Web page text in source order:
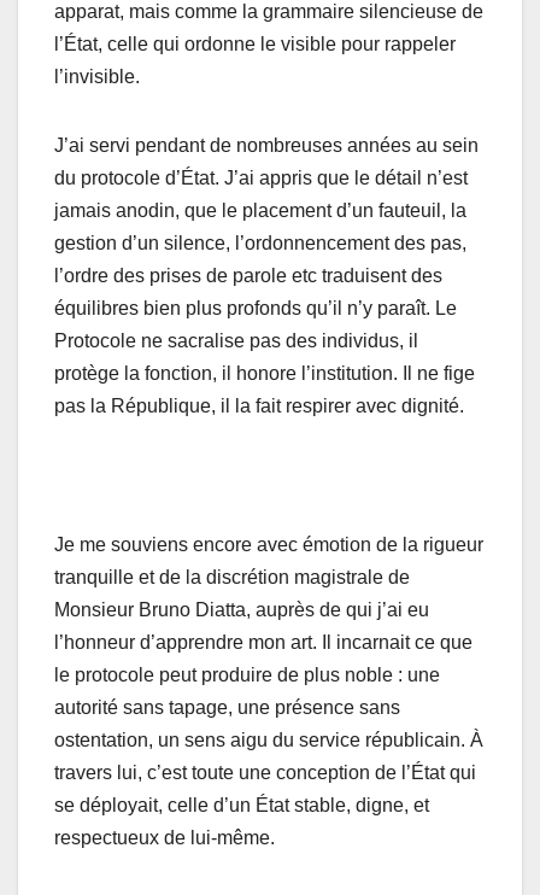
apparat, mais comme la grammaire silencieuse de
l’État, celle qui ordonne le visible pour rappeler
l’invisible.
J’ai servi pendant de nombreuses années au sein
du protocole d’État. J’ai appris que le détail n’est
jamais anodin, que le placement d’un fauteuil, la
gestion d’un silence, l’ordonnencement des pas,
l’ordre des prises de parole etc traduisent des
équilibres bien plus profonds qu’il n’y paraît. Le
Protocole ne sacralise pas des individus, il
protège la fonction, il honore l’institution. Il ne fige
pas la République, il la fait respirer avec dignité.
Je me souviens encore avec émotion de la rigueur
tranquille et de la discrétion magistrale de
Monsieur Bruno Diatta, auprès de qui j’ai eu
l’honneur d’apprendre mon art. Il incarnait ce que
le protocole peut produire de plus noble : une
autorité sans tapage, une présence sans
ostentation, un sens aigu du service républicain. À
travers lui, c’est toute une conception de l’État qui
se déployait, celle d’un État stable, digne, et
respectueux de lui-même.